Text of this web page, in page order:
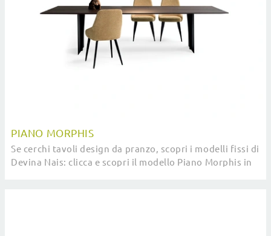
PIANO MORPHIS
Se cerchi tavoli design da pranzo, scopri i modelli fissi di
Devina Nais: clicca e scopri il modello Piano Morphis in